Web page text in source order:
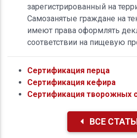
зарегистрированный на
Самозанятые граждане на
имеют права оформлять
соответствии на пищевую
Сертификация перца
Сертификация кефира
Сертификация творожных
ВСЕ